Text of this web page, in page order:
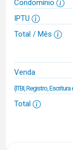
Condomínio
IPTU
Total / Mês
Venda
(ITBI, Registro,
Total